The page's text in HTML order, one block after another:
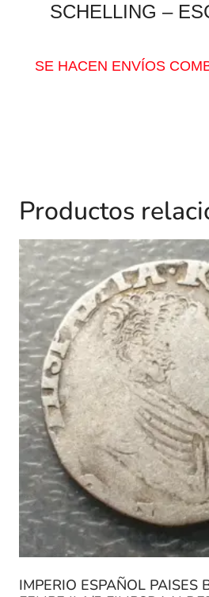
SCHELLING –
SE HACEN ENVÍOS
Productos
IMPERIO ESPAÑOL PAISES